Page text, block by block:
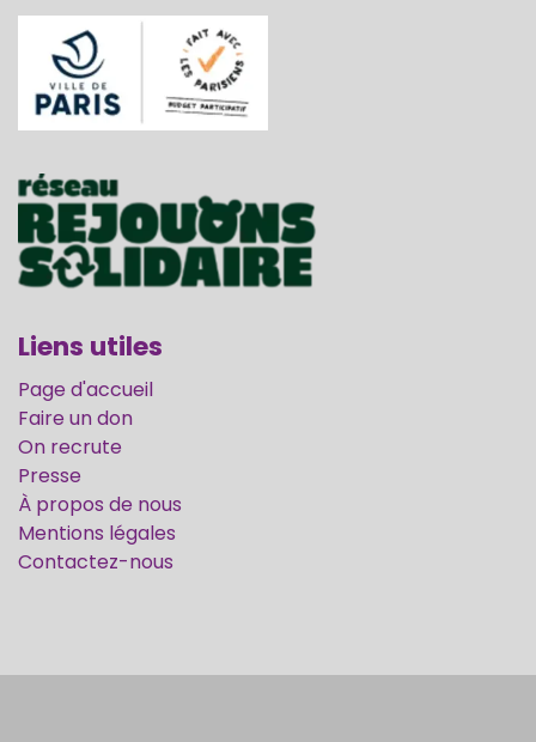
Liens utiles
Page d'accueil
Faire un don
On recrute
Presse
À propos de nous
Mentions légales
Contactez-nous